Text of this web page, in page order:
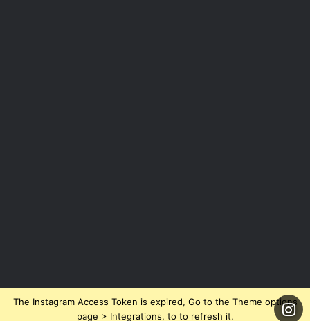
The Instagram Access Token is expired, Go to the Theme options
page > Integrations, to to refresh it.